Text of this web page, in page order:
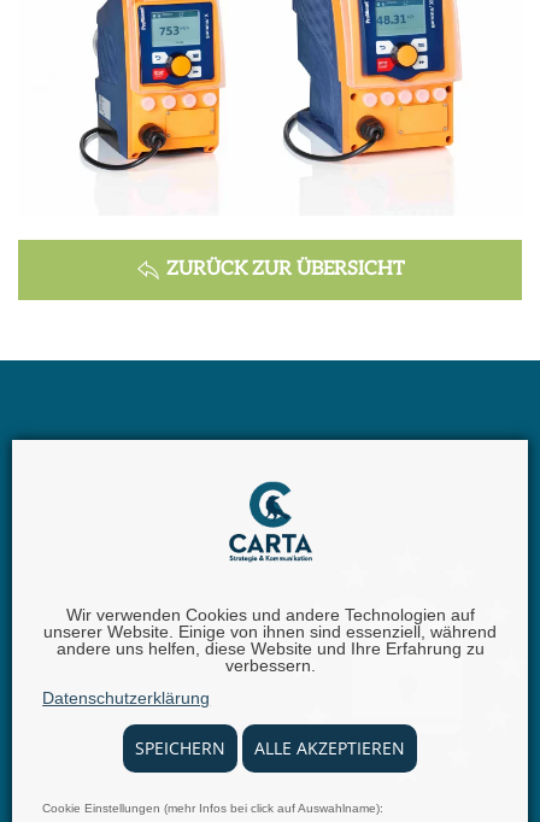
Wir verwenden Cookies und andere Technologien auf
unserer Website. Einige von ihnen sind essenziell, während
andere uns helfen, diese Website und Ihre Erfahrung zu
verbessern.
Datenschutzerklärung
SPEICHERN ALLE AKZEPTIEREN
Cookie Einstellungen (mehr Infos bei click auf Auswahlname):
ZURÜCK ZUR ÜBERSICHT
Carta GmbH |Iggelheimer Str. 26 | 67346 Speyer |
+49 (0) 62 32 - 100111 - 0 |